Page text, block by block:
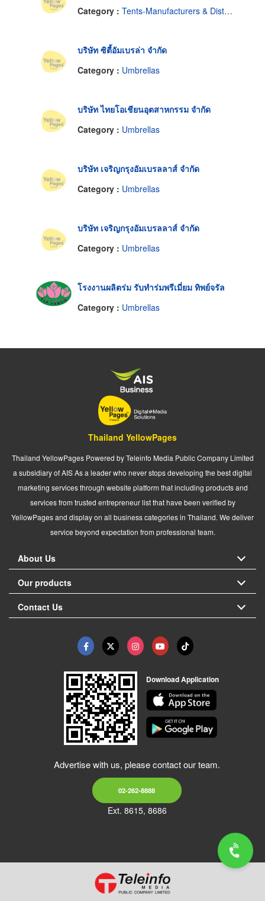
Category : Tents-Manufacturers & Distributors
บริษัท ซิตี้อัมเบรล่า จำกัด
Category : Umbrellas
บริษัท ไทยโอเชียนอุตสาหกรรม จำกัด
Category : Umbrellas
บริษัท เจริญกรุงอัมเบรลลาส์ จำกัด
Category : Umbrellas
บริษัท เจริญกรุงอัมเบรลลาส์ จำกัด
Category : Umbrellas
โรงงานผลิตร่ม รับทำร่มพรีเมี่ยม ทิพย์จรัล
Category : Umbrellas
Thailand YellowPages
Thailand YellowPages Powered by Teleinfo Media Public Company Limited
a subsidiary of AIS As a leader who never stops developing the best digital
marketing services through website platform that including products and
services from trusted entrepreneur list that have been verified by
YellowPages and display on all business categories in Thailand. We deliver
service beyond expectation from professional team.
About Us
Our products
Contact Us
Download Application
Advertise with us, please contact our team.
02-262-8888
Ext. 8615, 8686